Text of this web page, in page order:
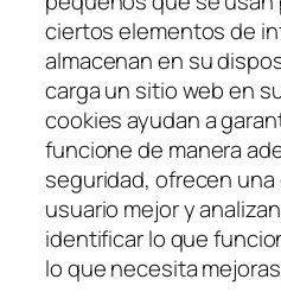
ciertos elementos de
almacenan en su
carga un sitio web en
cookies ayudan a
funcione de manera
seguridad, ofrecen
usuario mejor y
identificar lo que
lo que necesita